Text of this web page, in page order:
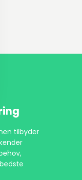
tilbyder